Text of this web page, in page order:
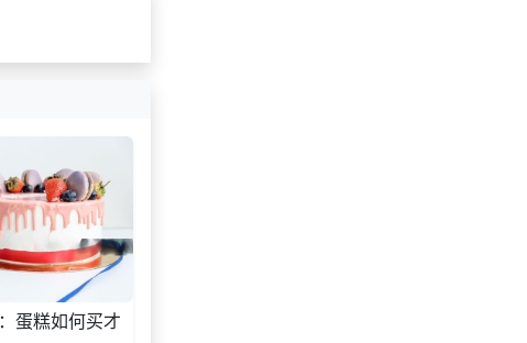
蛋糕如何买才